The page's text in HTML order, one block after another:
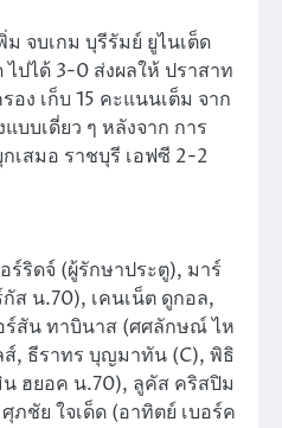
จบเกม บุรีรัมย์ ยูไนเต็ด
ปได้ 3-0 ส่งผลให้ ปราสาท
ง เก็บ 15 คะแนนเต็ม จาก
บบเดี่ยว ๆ หลังจาก การ
เสมอ ราชบุรี เอฟซี 2-2
ร์ริดจ์ (ผู้รักษาประตู), มาร์
ส น.70), เคนเน็ต ดูกอล,
ร์สัน ทาบินาส (ศศลักษณ์ ไห
, ธีราทร บุญมาทัน (C), พิธิ
ฮยอค น.70), ลูคัส คริสปิม
ภชัย ใจเด็ด (อาทิตย์ เบอร์ค